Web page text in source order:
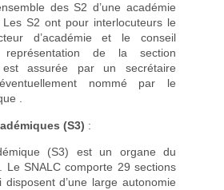
des S2 d’une académie
S2 ont pour interlocuteurs le
d’académie et le conseil
de la section
est assurée par un secrétaire
nommé par le
.
(S3) :
(S3) est un organe du
Le SNALC comporte 29 sections
disposent d’une large autonomie